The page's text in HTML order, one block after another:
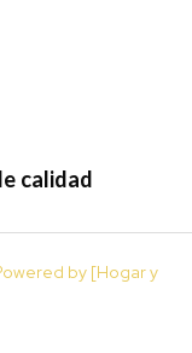
calidad
by [Hogar y